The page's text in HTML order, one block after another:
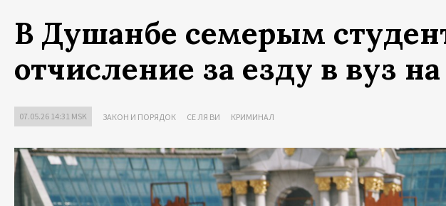
В Душанбе семерым
отчисление за езду в вуз
07.05.26 14:31 MSK ЗАКОН И ПОРЯДОК СЕ ЛЯ ВИ КРИМИНАЛ